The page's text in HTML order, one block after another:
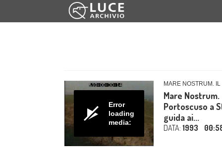
Error
loading
media:
MARE NOSTRUM.
Mare
Portoscuso a
guida ai...
DATA: 1993